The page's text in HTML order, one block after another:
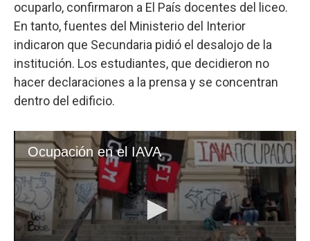
ocuparlo, confirmaron a El País docentes del liceo.
En tanto, fuentes del Ministerio del Interior
indicaron que Secundaria pidió el desalojo de la
institución. Los estudiantes, que decidieron no
hacer declaraciones a la prensa y se concentran
dentro del edificio.